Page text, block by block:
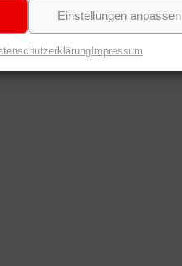
Einstellungen anpassen
Impressum